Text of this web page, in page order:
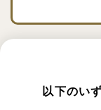
以下のい